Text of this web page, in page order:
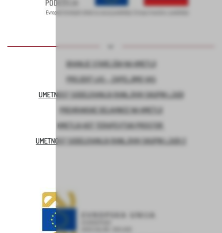
BIVANJE STAREJŠIH NA KMETIJI
PROJEKT LAS – ZAPELJIMO VAS
UMETNOST SODELOVANJA RANLJIVIH SKUPIN LJUDI
PREHRANSKE DELAVNICE NA KMETIJI
KMETIJA KOT TERAPEVTSKI PROSTOR
UMETNOST SODELOVANJA RANLJIVIH SKUPIN LJUDI 2